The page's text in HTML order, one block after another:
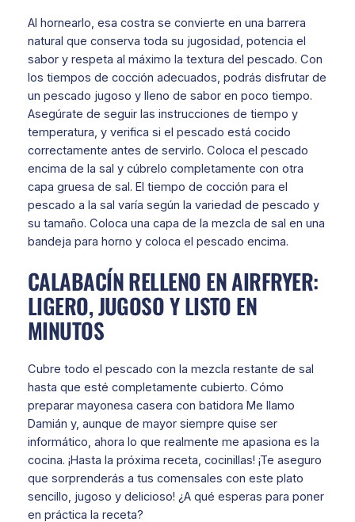
Al hornearlo, esa costra se convierte en una barrera
natural que conserva toda su jugosidad, potencia el
sabor y respeta al máximo la textura del pescado. Con
los tiempos de cocción adecuados, podrás disfrutar de
un pescado jugoso y lleno de sabor en poco tiempo.
Asegúrate de seguir las instrucciones de tiempo y
temperatura, y verifica si el pescado está cocido
correctamente antes de servirlo. Coloca el pescado
encima de la sal y cúbrelo completamente con otra
capa gruesa de sal. El tiempo de cocción para el
pescado a la sal varía según la variedad de pescado y
su tamaño. Coloca una capa de la mezcla de sal en una
bandeja para horno y coloca el pescado encima.
CALABACÍN RELLENO EN AIRFRYER:
LIGERO, JUGOSO Y LISTO EN
MINUTOS
Cubre todo el pescado con la mezcla restante de sal
hasta que esté completamente cubierto. Cómo
preparar mayonesa casera con batidora Me llamo
Damián y, aunque de mayor siempre quise ser
informático, ahora lo que realmente me apasiona es la
cocina. ¡Hasta la próxima receta, cocinillas! ¡Te aseguro
que sorprenderás a tus comensales con este plato
sencillo, jugoso y delicioso! ¿A qué esperas para poner
en práctica la receta?